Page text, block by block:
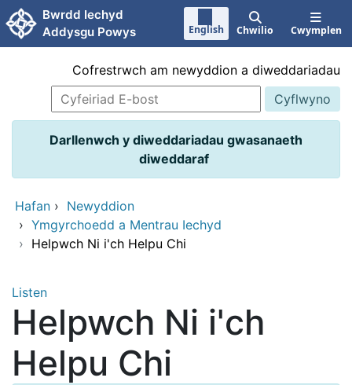
Neidio i'r prif gynnwy
Bwrdd Iechyd
Addysgu Powys
English Chwilio Cwymplen
Cofrestrwch am newyddion a diweddariadau
Darllenwch y diweddariadau gwasanaeth
diweddaraf
Hafan › Newyddion
› Ymgyrchoedd a Mentrau Iechyd
› Helpwch Ni i'ch Helpu Chi
Listen
Helpwch Ni i'ch
Helpu Chi